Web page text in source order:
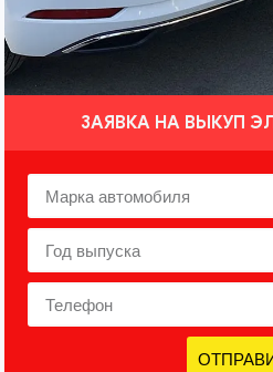
ЗАЯВКА НА ВЫКУП